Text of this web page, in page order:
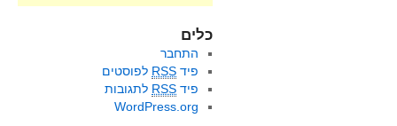
כלים
התחבר
פיד RSS לפוסטים
פיד RSS לתגובות
WordPress.org